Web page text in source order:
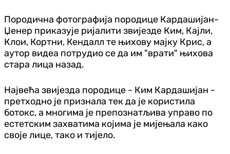
Породична фотографија породице Кардашијан-
Џенер приказује ријалити звијезде Ким, Кајли,
Клои, Кортни, Кендалл те њихову мајку Крис, а
аутор видеа потрудио се да им "врати" њихова
стара лица назад.
Највећа звијезда породице - Ким Кардашијан -
претходно је признала тек да је користила
ботокс, а многима је препознатљива управо по
естетским захватима којима је мијењала како
своје лице, тако и тијело.